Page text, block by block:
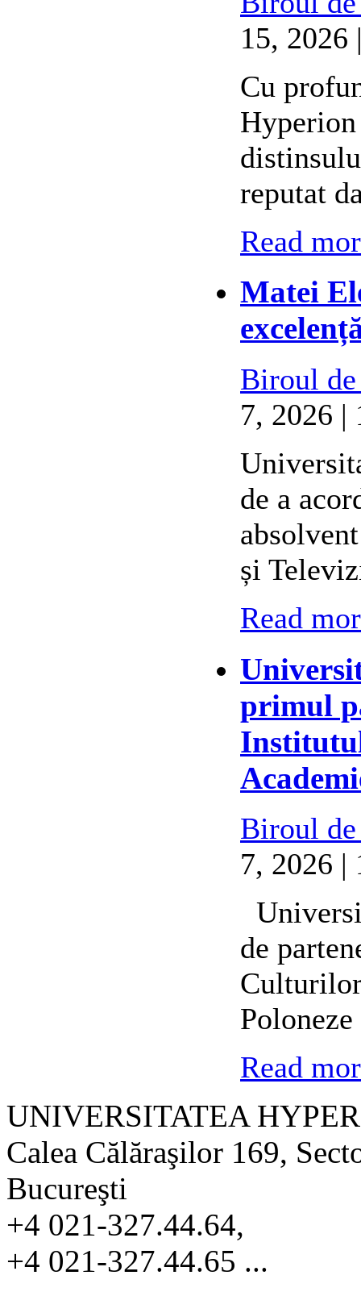
15, 2026
Cu
reputat
Read
Matei
Biroul
7, 2026 |
de a
și
Read
primul
Biroul
7, 2026 |
de
Read
UNIVERSITATEA
Calea Călăraşilor 169,
Bucureşti
+4 021-327.44.64,
+4 021-327.44.65 ...